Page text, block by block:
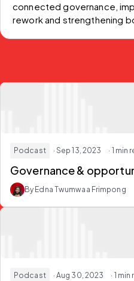
connected governance,
rework and strengthening
Podcast · Sep 13, 2023 · 1 min
Governance &
By Edna Twumwaa Frimpong
Podcast · Aug 30, 2023 · 1